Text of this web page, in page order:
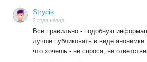
Strycis
2 года назад
Всё правильно - подобную
лучше публиковать в виде
что хочешь - ни спроса, ни